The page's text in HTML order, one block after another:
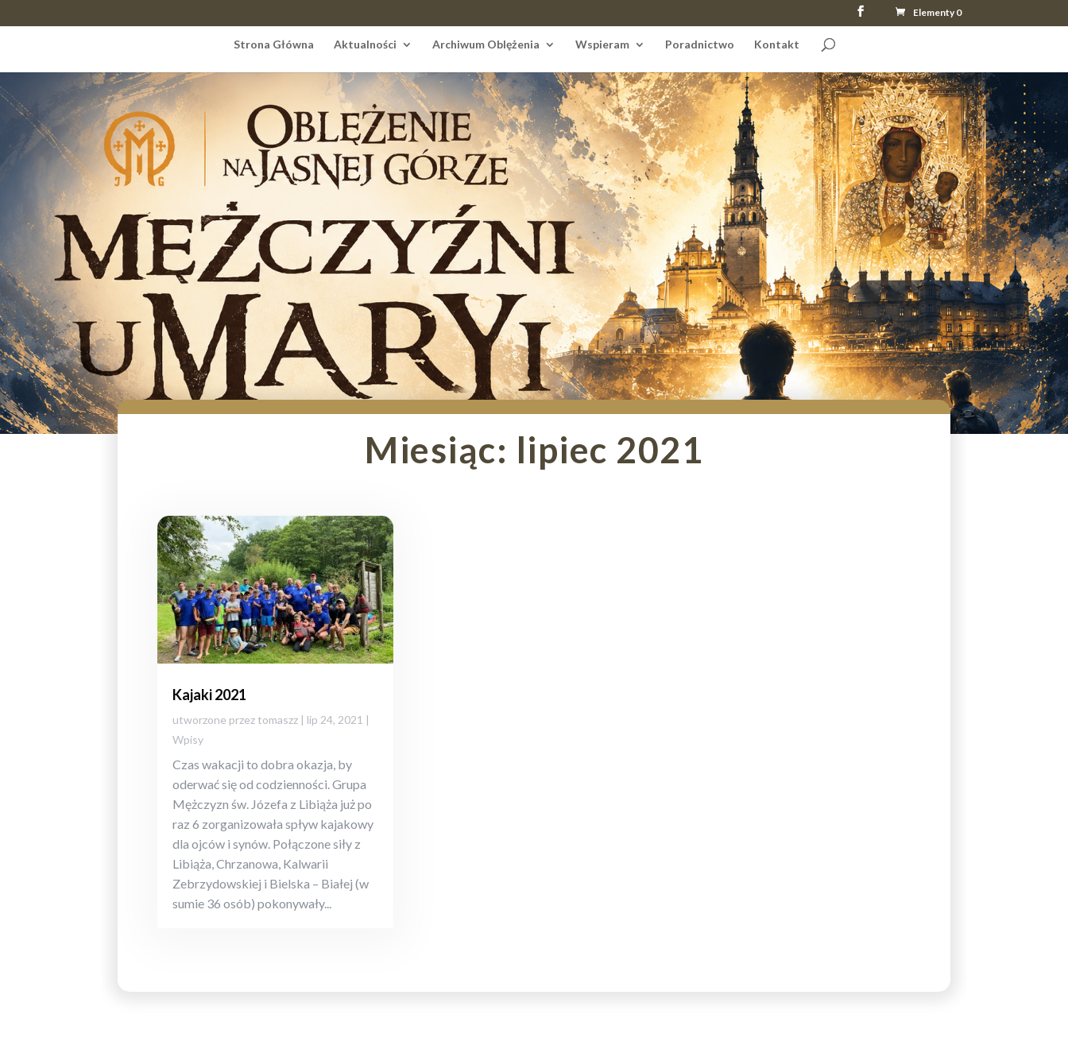
Elementy 0
Strona Główna Aktualności Archiwum Oblężenia Wspieram Poradnictwo Kontakt
Miesiąc: lipiec 2021
Kajaki 2021
utworzone przez tomaszz| lip 24, 2021 |
Wpisy
Czas wakacji to dobra okazja, by
oderwać się od codzienności. Grupa
Mężczyzn św. Józefa z Libiąża już po
raz 6 zorganizowała spływ kajakowy
dla ojców i synów. Połączone siły z
Libiąża, Chrzanowa, Kalwarii
Zebrzydowskiej i Bielska – Białej (w
sumie 36 osób) pokonywały...